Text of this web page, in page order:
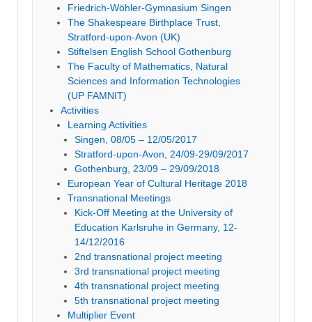
Friedrich-Wöhler-Gymnasium Singen
The Shakespeare Birthplace Trust,
Stratford-upon-Avon (UK)
Stiftelsen English School Gothenburg
The Faculty of Mathematics, Natural
Sciences and Information Technologies
(UP FAMNIT)
Activities
Learning Activities
Singen, 08/05 – 12/05/2017
Stratford-upon-Avon, 24/09-29/09/2017
Gothenburg, 23/09 – 29/09/2018
European Year of Cultural Heritage 2018
Transnational Meetings
Kick-Off Meeting at the University of
Education Karlsruhe in Germany, 12-
14/12/2016
2nd transnational project meeting
3rd transnational project meeting
4th transnational project meeting
5th transnational project meeting
Multiplier Event